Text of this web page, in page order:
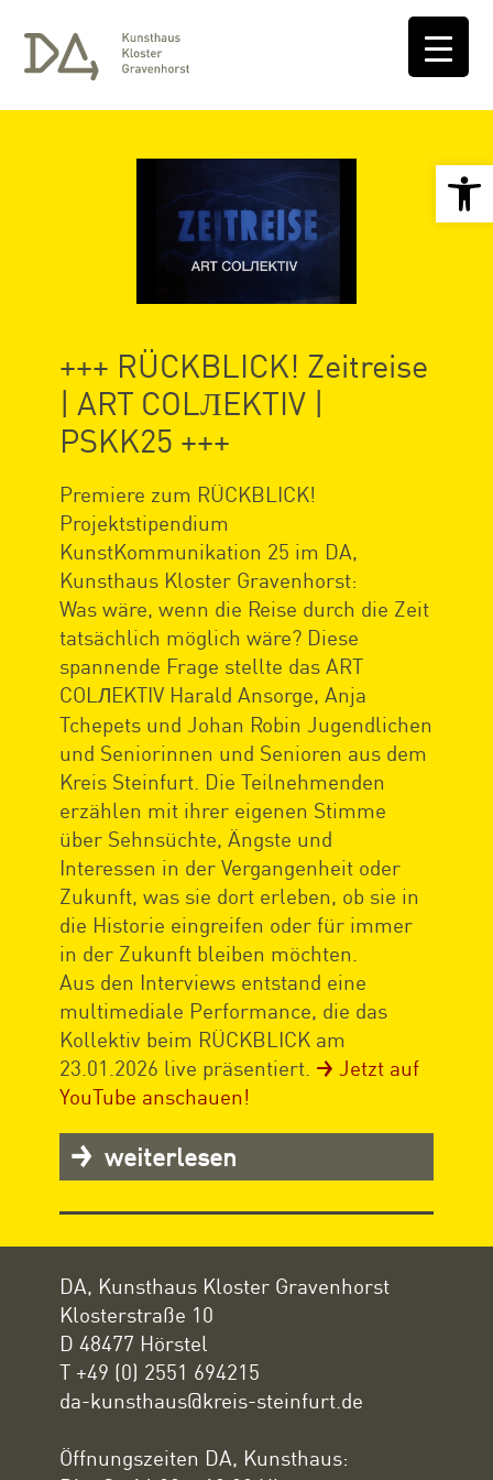
+++ RÜCKBLICK! Zeitreise
| ART COLЛEKTIV |
PSKK25 +++
Premiere zum RÜCKBLICK!
Projektstipendium
KunstKommunikation 25 im DA,
Kunsthaus Kloster Gravenhorst:
Was wäre, wenn die Reise durch die Zeit
tatsächlich möglich wäre? Diese
spannende Frage stellte das ART
COL ЛEKTIV Harald Ansorge, Anja
Tchepets und Johan Robin Jugendlichen
und Seniorinnen und Senioren aus dem
Kreis Steinfurt. Die Teilnehmenden
erzählen mit ihrer eigenen Stimme
über Sehnsüchte, Ängste und
Interessen in der Vergangenheit oder
Zukunft, was sie dort erleben, ob sie in
die Historie eingreifen oder für immer
in der Zukunft bleiben möchten.
Aus den Interviews entstand eine
multimediale Performance, die das
Kollektiv beim RÜCKBLICK am
23.01.2026 live präsentiert.
Jetzt auf
YouTube anschauen!
weiterlesen
DA, Kunsthaus Kloster Gravenhorst
Klosterstraße 10
D 48477 Hörstel
T +49 (0) 2551 694215
da-kunsthaus@kreis-steinfurt.de
Öffnungszeiten DA, Kunsthaus: